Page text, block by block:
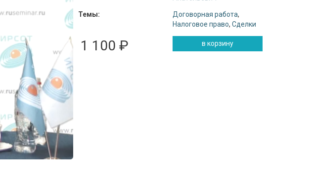
Темы: Договорная работа,
Налоговое право,Сделки
1 100 ₽